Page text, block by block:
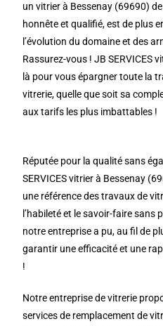
un vitrier à Bessenay (69690)
honnête et qualifié, est de plus
l’évolution du domaine et des
Rassurez-vous ! JB SERVICES
là pour vous épargner toute la
vitrerie, quelle que soit sa
aux tarifs les plus imbattables !
Réputée pour la qualité sans
SERVICES vitrier à Bessenay
une référence des travaux de
l’habileté et le savoir-faire sans
notre entreprise a pu, au fil de
garantir une efficacité et une
!
Notre entreprise de vitrerie
services de remplacement de